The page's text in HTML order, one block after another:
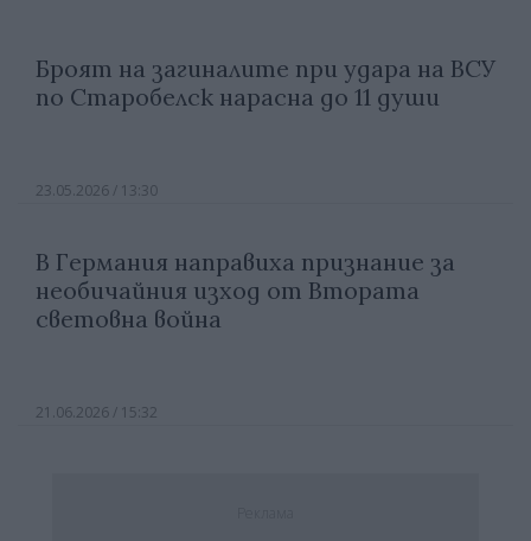
Броят на загиналите при удара на ВСУ
по Старобелск нарасна до 11 души
23.05.2026 / 13:30
В Германия направиха признание за
необичайния изход от Втората
световна война
21.06.2026 / 15:32